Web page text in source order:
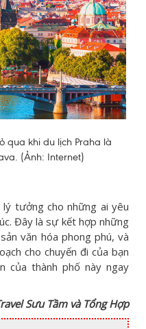
qua khi du lịch Praha là
(Ảnh: Internet)
tưởng cho những ai yêu
Đây là sự kết hợp những
văn hóa phong phú, và
cho chuyến đi của bạn
của thành phố này ngay
Sưu Tầm và Tổng Hợp